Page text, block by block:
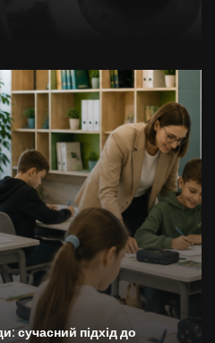
сучасний підхід до